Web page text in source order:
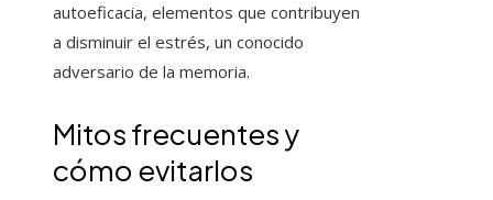
autoeficacia, elementos que contribuyen
a disminuir el estrés, un conocido
adversario de la memoria.
Mitos frecuentes y
cómo evitarlos